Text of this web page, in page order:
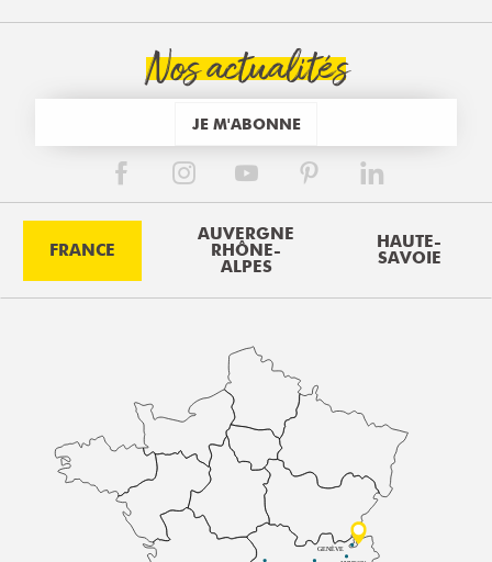
Nos actualités
JE M'ABONNE
FRANCE
AUVERGNE
RHÔNE-
ALPES
HAUTE-
SAVOIE
GENÈVE